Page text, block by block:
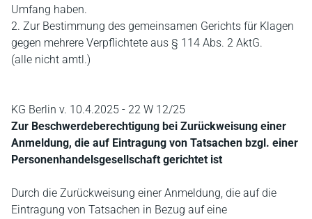
Umfang haben.
2. Zur Bestimmung des gemeinsamen Gerichts für Klagen
gegen mehrere Verpflichtete aus § 114 Abs. 2 AktG.
(alle nicht amtl.)
KG Berlin v. 10.4.2025 - 22 W 12/25
Zur Beschwerdeberechtigung bei Zurückweisung einer
Anmeldung, die auf Eintragung von Tatsachen bzgl. einer
Personenhandelsgesellschaft gerichtet ist
Durch die Zurückweisung einer Anmeldung, die auf die
Eintragung von Tatsachen in Bezug auf eine